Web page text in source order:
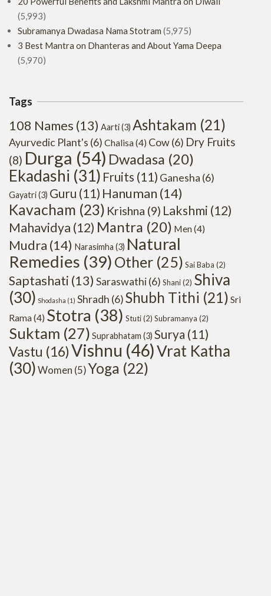
(5,993)
Subramanya Dwadasa Nama Stotram (5,975)
3 Best Mantra on Dhanteras and About Yama Deepa
(5,970)
Tags
108 Names (13) Aarti(3) Ashtakam (21)
Ayurvedic Plant's (6) Chalisa(4) Cow(6) Dry Fruits
(8) Durga (54) Dwadasa (20)
Ekadashi (31) Fruits (11) Ganesha (6)
Gayatri(3) Guru (11) Hanuman (14)
Kavacham (23) Krishna (9) Lakshmi (12)
Mahavidya (12) Mantra (20) Men(4)
Mudra (14) Narasimha (3) Natural
Remedies (39) Other (25) Sai Baba (2)
Saptashati (13) Saraswathi(6) Shani(2) Shiva
(30) Shodasha (1) Shradh (6)Shubh Tithi (21) Sri
Rama(4) Stotra (38) Stuti(2) Subramanya (2)
Suktam (27) Suprabhatam (3) Surya (11)
Vastu (16)Vishnu (46)Vrat Katha
(30)Women (5)Yoga (22)